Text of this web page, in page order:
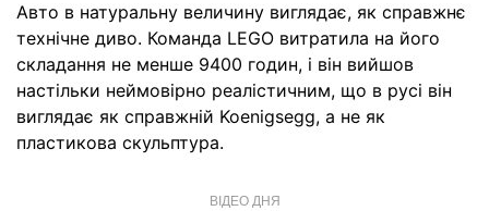
Авто в натуральну величину виглядає, як справжнє
технічне диво. Команда LEGO витратила на його
складання не менше 9400 годин, і він вийшов
настільки неймовірно реалістичним, що в русі він
виглядає як справжній Koenigsegg, а не як
пластикова скульптура.
ВІДЕО ДНЯ